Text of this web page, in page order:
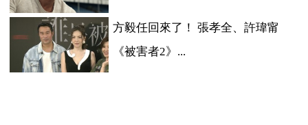
方毅任回來了！ 張孝全、許瑋甯
《被害者2》...